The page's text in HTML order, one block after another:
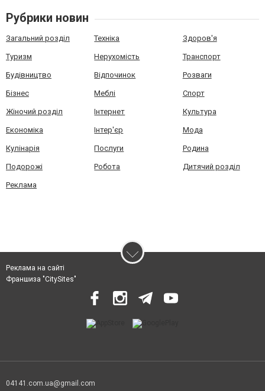
Рубрики новин
Загальний розділ Техніка Здоров'я
Туризм Нерухомість Транспорт
Будівництво Відпочинок Розваги
Бізнес Меблі Спорт
Жіночий розділ Інтернет Культура
Економіка Інтер'єр Мода
Кулінарія Послуги Родина
Подорожі Робота Дитячий розділ
Реклама
Реклама на сайті
Франшиза "CitySites"
04141.com.ua@gmail.com